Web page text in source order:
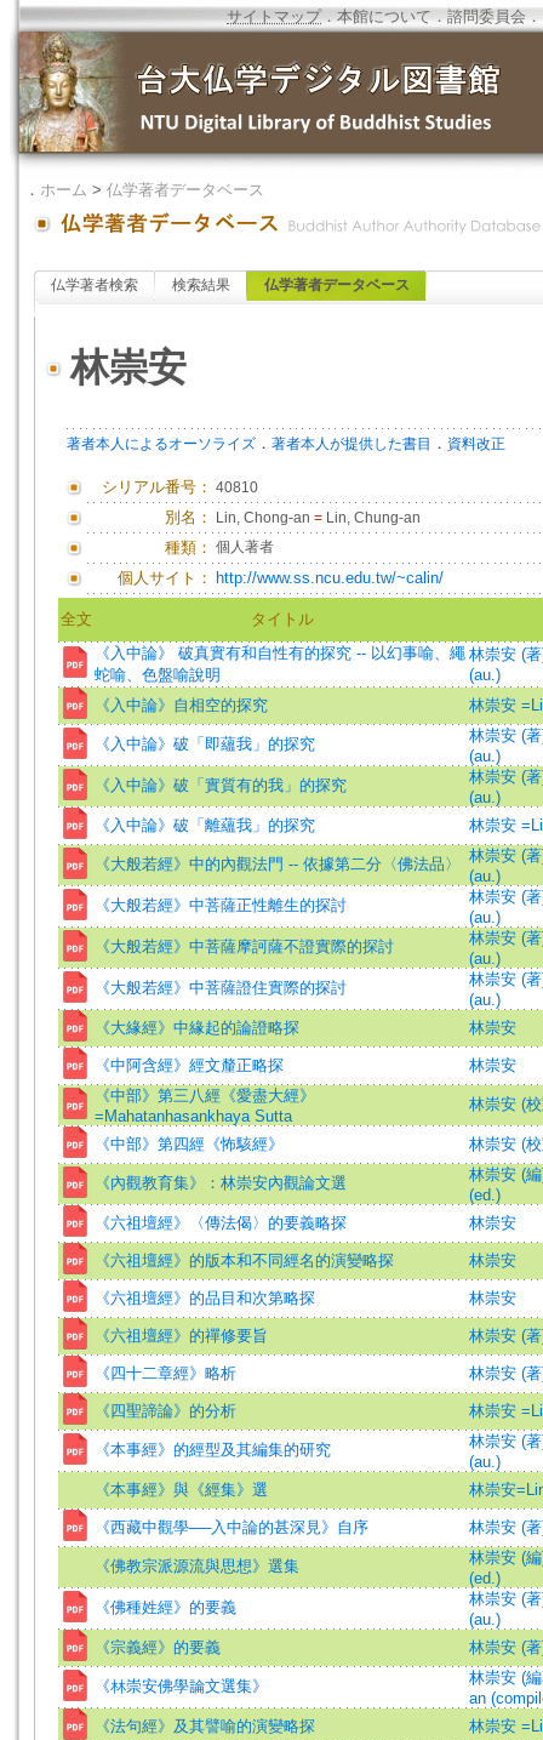
サイトマップ．本館について ．諮問委員会 ．
． ホーム > 仏学著者データベース
仏学著者検索 検索結果 仏学著者データベース
林崇安
著者本人によるオーソライズ ． 著者本人が提供した書目 ． 資料改正
シリアル番号： 40810
別名： Lin, Chong-an = Lin, Chung-an
種類： 個人著者
個人サイト： http://www.ss.ncu.edu.tw/~calin/
全文
タイトル
《入中論》 破真實有和自性有的探究 -- 以幻事喻、繩
蛇喻、色盤喻說明
林崇安 (
(au.)
《入中論》自相空的探究
林崇安
《入中論》破「即蘊我」的探究
林崇安 (
(au.)
《入中論》破「實質有的我」的探究
林崇安 (
(au.)
《入中論》破「離蘊我」的探究
林崇安
《大般若經》中的內觀法門 -- 依據第二分〈佛法品〉
林崇安 (
(au.)
《大般若經》中菩薩正性離生的探討
林崇安 (
(au.)
《大般若經》中菩薩摩訶薩不證實際的探討
林崇安 (
(au.)
《大般若經》中菩薩證住實際的探討
林崇安 (
(au.)
《大緣經》中緣起的論證略探
林崇安
《中阿含經》經文釐正略探
林崇安
《中部》第三八經《愛盡大經》
=Mahatanhasankhaya Sutta
林崇安 (
《中部》第四經《怖駭經》 林崇安 (
《內觀教育集》：林崇安內觀論文選
林崇安 (
(ed.)
《六祖壇經》〈傳法偈〉的要義略探
林崇安
《六祖壇經》的版本和不同經名的演變略探 林崇安
《六祖壇經》的品目和次第略探 林崇安
《六祖壇經》的禪修要旨 林崇安 (
《四十二章經》略析 林崇安 (
《四聖諦論》的分析 林崇安
《本事經》的經型及其編集的研究
林崇安 (
(au.)
《本事經》與《經集》選
林崇安
《西藏中觀學──入中論的甚深見》自序 林崇安 (
《佛教宗派源流與思想》選集
林崇安 (
(ed.)
《佛種姓經》的要義
林崇安 (
(au.)
《宗義經》的要義
林崇安 (
《林崇安佛學論文選集》
林崇安 (
an
《法句經》及其譬喻的演變略探
林崇安